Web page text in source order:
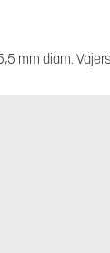
mm diam.